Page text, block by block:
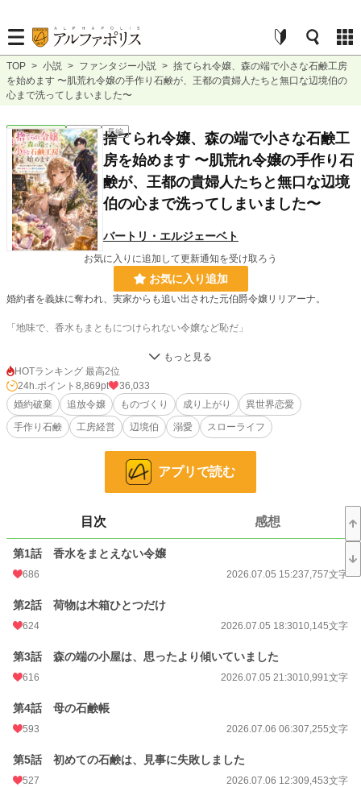
TOP > 小説 > ファンタジー小説 > 捨てられ令嬢、森の端で小さな石鹸工房
を始めます 〜肌荒れ令嬢の手作り石鹸が、王都の貴婦人たちと無口な辺境伯の
心まで洗ってしまいました〜
ファンタジー 連載中 長編
捨てられ令嬢、森の端で小さな石鹸工
房を始めます 〜肌荒れ令嬢の手作り石
鹸が、王都の貴婦人たちと無口な辺境
伯の心まで洗ってしまいました〜
バートリ・エルジェーベト
お気に入りに追加して更新通知を受け取ろう
お気に入り追加
婚約者を義妹に奪われ、実家からも追い出された元伯爵令嬢リリアーナ。
「地味で、香水もまともにつけられない令嬢など恥だ」
そう笑われた彼女には、誰にも認められなかった得意なことがあった。
それは、薬草と油と花の香りを使った、肌に優しい石鹸作り。
肌が弱かったリリアーナは、幼い頃から自分のために石鹸や香り袋を作ってい
た。
けれど貴族社会では、高価な香水をまとえない彼女は「みすぼらしい令嬢」と見
居場所を失ったリリアーナは、亡き母が残した森の端の小屋で、小さな石鹸工房
最初のお客様は、手荒れに悩む村の洗濯女。
次に訪れたのは、戦傷と肌荒れに苦しむ無口な辺境伯。
やがてリリアーナの石鹸は、肌荒れに悩む貴婦人たち、香水が苦手な令嬢、汗の
匂いを気にする騎士たちの間で評判になっていく。
ことに焦り始める。
「戻ってきてくれ」と言われても、もう遅い。
これは、捨てられた元令嬢が、手作り石鹸で人々の悩みを洗い流しながら、王国
ー。
無口で不器用な辺境伯の静かな溺愛つき。
小説 143 位 / 228,723 件
HOTランキング 最高2位
24h.ポイント 8,869pt
36,033
婚約破棄
追放令嬢 ものづくり 成り上がり
異世界恋愛
手作り石鹸
工房経営 辺境伯 溺愛 スローライフ
アプリで読む
目次 感想
第1話 香水をまとえない令嬢
686 2026.07.05 15:237,757文字
第2話 荷物は木箱ひとつだけ
624 2026.07.05 18:3010,145文字
第3話 森の端の小屋は、思ったより傾いていました
616 2026.07.05 21:3010,991文字
第4話 母の石鹸帳
593 2026.07.06 06:307,255文字
第5話 初めての石鹸は、見事に失敗しました
527 2026.07.06 12:309,453文字